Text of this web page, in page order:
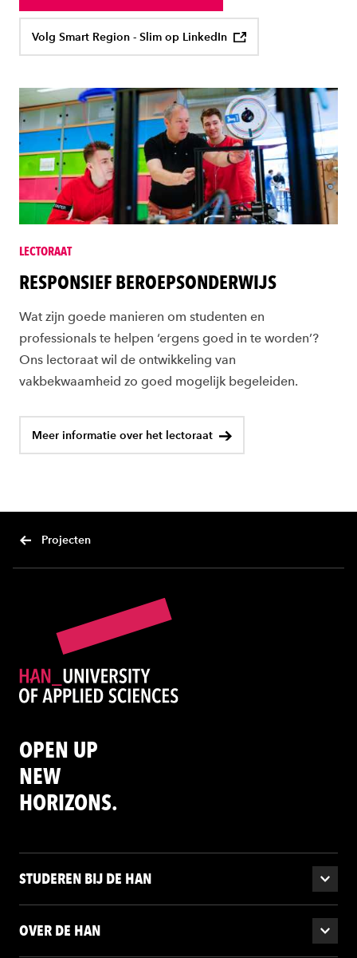
Volg Smart Region - Slim op LinkedIn
LECTORAAT
RESPONSIEF BEROEPSONDERWIJS
Wat zijn goede manieren om studenten en
professionals te helpen ‘ergens goed in te worden’?
Ons lectoraat wil de ontwikkeling van
vakbekwaamheid zo goed mogelijk begeleiden.
Meer informatie over het lectoraat
Projecten
OPEN UP
NEW
HORIZONS.
STUDEREN BIJ DE HAN
OVER DE HAN